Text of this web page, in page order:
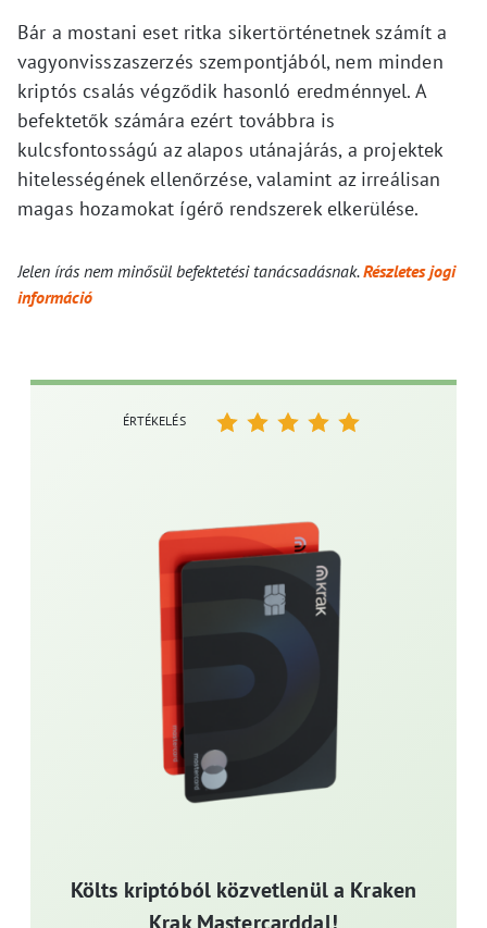
Bár a mostani eset ritka sikertörténetnek számít a
vagyonvisszaszerzés szempontjából, nem minden
kriptós csalás végződik hasonló eredménnyel. A
befektetők számára ezért továbbra is
kulcsfontosságú az alapos utánajárás, a projektek
hitelességének ellenőrzése, valamint az irreálisan
magas hozamokat ígérő rendszerek elkerülése.
Jelen írás nem minősül befektetési tanácsadásnak.Részletes jogi
információ
Költs kriptóból közvetlenül a Kraken
ÉRTÉKELÉS